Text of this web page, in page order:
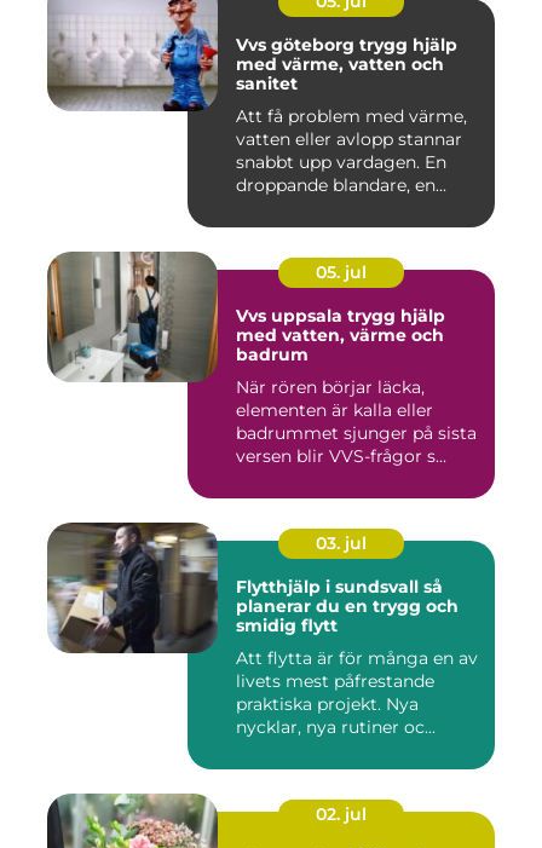
Vvs göteborg trygg hjälp
med värme, vatten och
sanitet
Att få problem med värme,
vatten eller avlopp stannar
snabbt upp vardagen. En
droppande blandare, en...
05. jul
Vvs uppsala trygg hjälp
med vatten, värme och
badrum
När rören börjar läcka,
elementen är kalla eller
badrummet sjunger på sista
versen blir VVS-frågor s...
03. jul
Flytthjälp i sundsvall så
planerar du en trygg och
smidig flytt
Att flytta är för många en av
livets mest påfrestande
praktiska projekt. Nya
nycklar, nya rutiner oc...
02. jul